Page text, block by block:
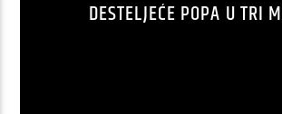
DESTELJEĆE POPA U TRI